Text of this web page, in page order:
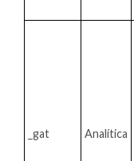
_gat Analítica